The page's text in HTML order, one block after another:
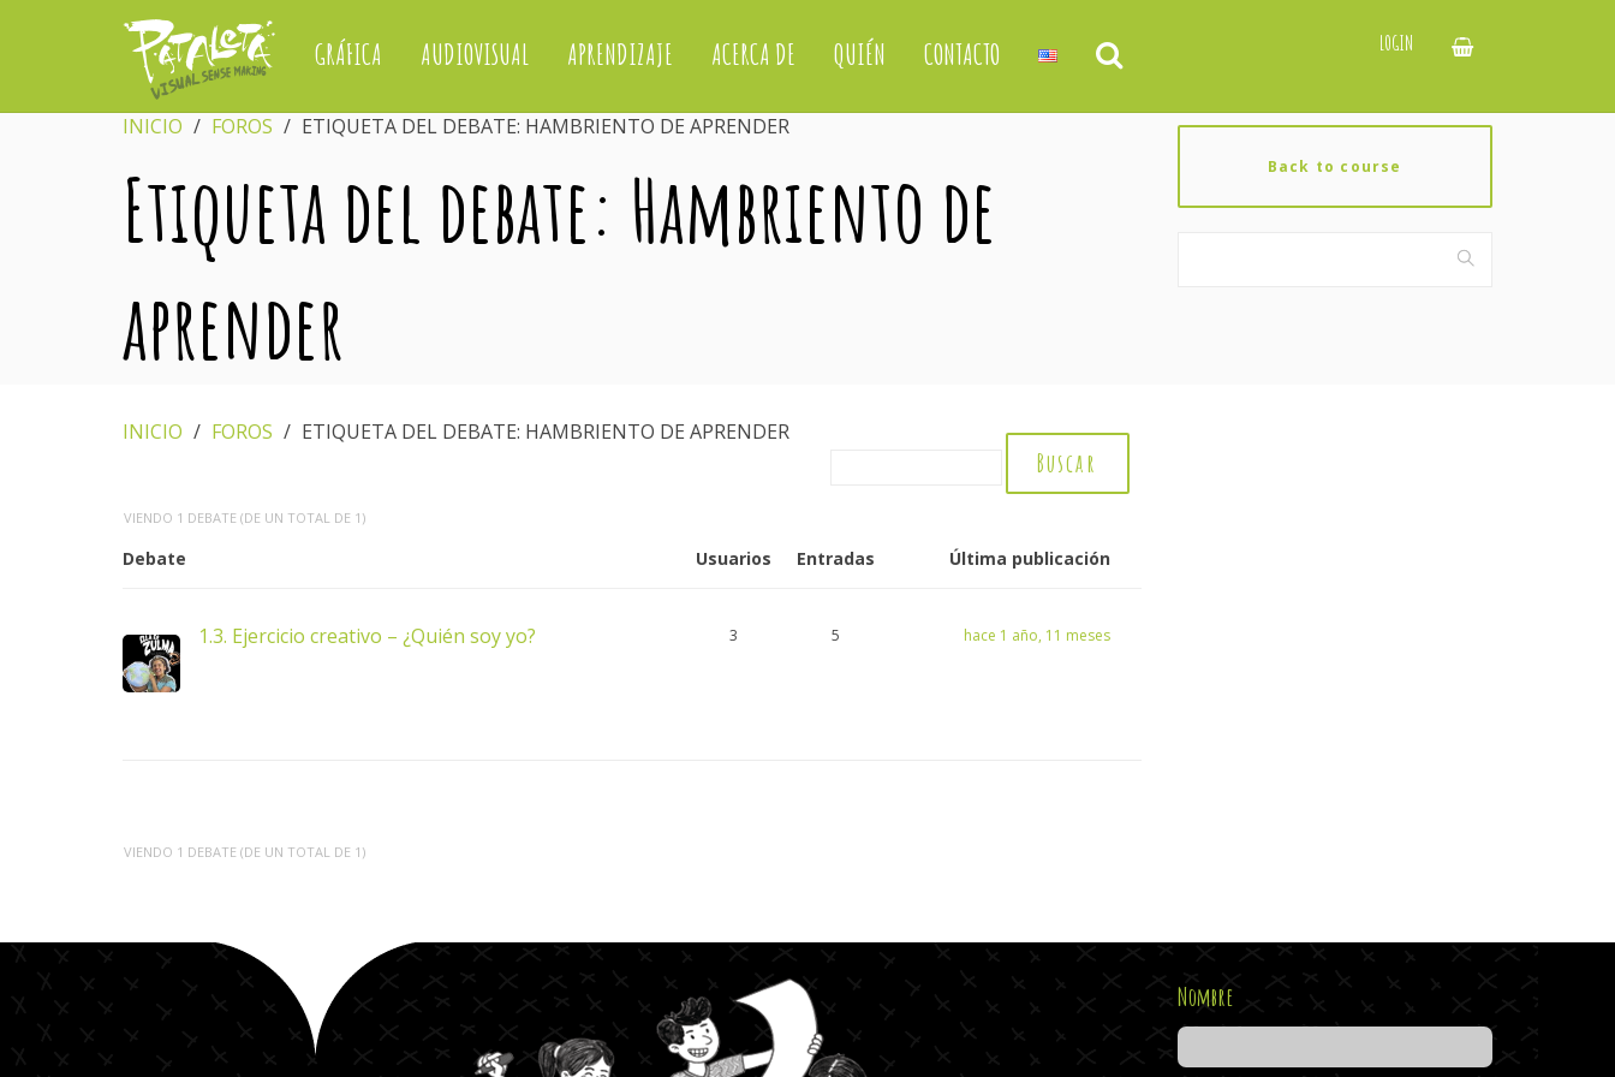
GRÁFICA AUDIOVISUAL APRENDIZAJE ACERCA DE QUIÉN CONTACTO LOGIN
INICIO FOROS ETIQUETA DEL DEBATE: HAMBRIENTO DE APRENDER
Etiqueta del debate: Hambriento de
aprender
Back to course
INICIO FOROS ETIQUETA DEL DEBATE: HAMBRIENTO DE APRENDER
VIENDO 1 DEBATE (DE UN TOTAL DE 1)
Debate Usuarios Entradas Última publicación
1.3. Ejercicio creativo – ¿Quién soy yo? 3 5 hace 1 año, 11 meses
VIENDO 1 DEBATE (DE UN TOTAL DE 1)
Nombre